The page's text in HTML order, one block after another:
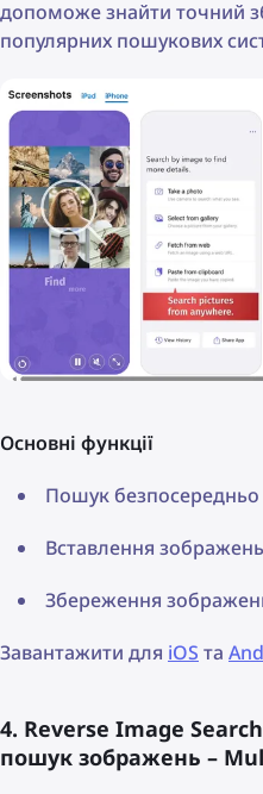
допоможе знайти точний
популярних пошукових
Основні функції
Пошук безпосередньо
Вставлення
Збереження
Завантажити для iOS та
4. Reverse Image
пошук зображень –